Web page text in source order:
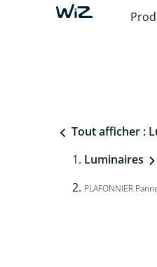
Tout afficher :
Luminaires
PLAFONNIER